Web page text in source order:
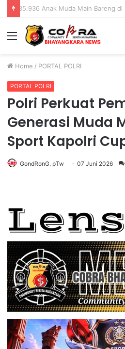
Menu
Home / PORTAL POLRI
PORTAL POLRI
Polri Perkuat
Generasi Muda
Sport Kapolri
GondRonG. pTw 07 Juni 2026